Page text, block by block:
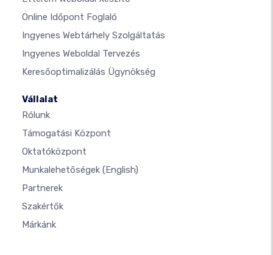
Online Időpont Foglaló
Ingyenes Webtárhely Szolgáltatás
Ingyenes Weboldal Tervezés
Keresőoptimalizálás Ügynökség
Vállalat
Rólunk
Támogatási Központ
Oktatóközpont
Munkalehetőségek (English)
Partnerek
Szakértők
Márkánk